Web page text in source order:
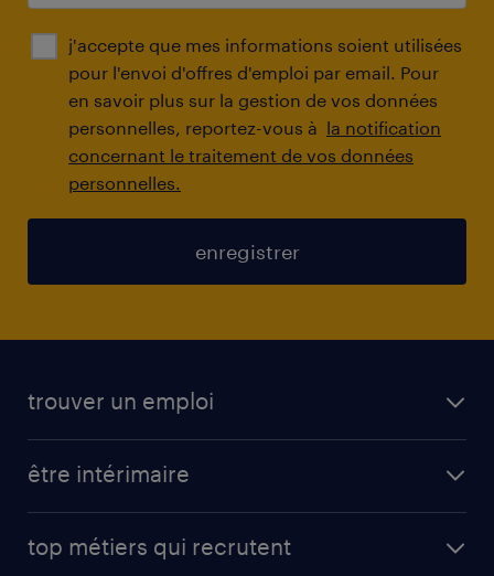
j'accepte que mes informations soient utilisées
pour l'envoi d'offres d'emploi par email. Pour
en savoir plus sur la gestion de vos données
personnelles, reportez-vous à la notification
concernant le traitement de vos données
personnelles.
enregistrer
trouver un emploi
être intérimaire
app talent / portail web
top métiers qui recrutent